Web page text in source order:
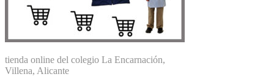
tienda online del colegio La Encarnación,
Villena, Alicante